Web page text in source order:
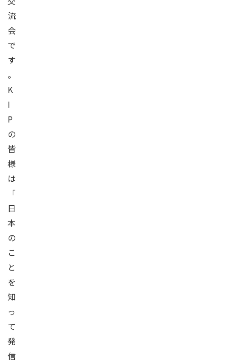
流
会
で
す
。
K
I
P
の
皆
様
は
「
日
本
の
こ
と
を
知
っ
て
発
信